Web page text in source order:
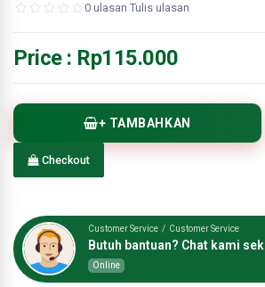
0 ulasan Tulis ulasan
Price : Rp115.000
+ TAMBAHKAN
Checkout
Customer Service / Customer Service
Butuh bantuan? Chat kami
Online